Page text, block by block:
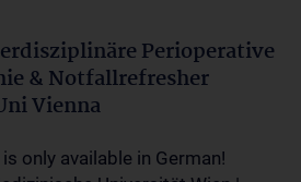
Perioperative
& Notfallrefresher
Vienna
only available in German!